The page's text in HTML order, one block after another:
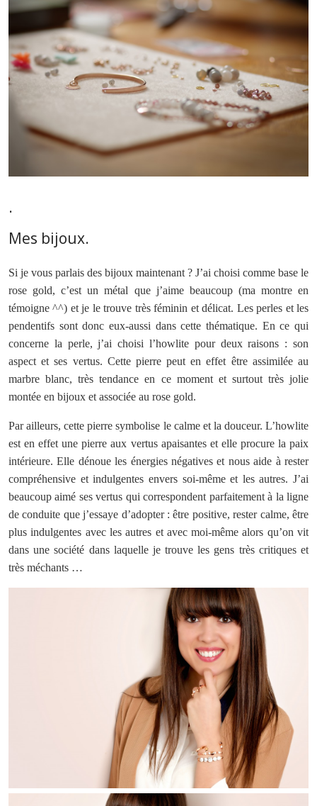
.
Mes bijoux.
Si je vous parlais des bijoux maintenant ? J’ai choisi comme base le
rose gold, c’est un métal que j’aime beaucoup (ma montre en
témoigne ^^) et je le trouve très féminin et délicat. Les perles et les
pendentifs sont donc eux-aussi dans cette thématique. En ce qui
concerne la perle, j’ai choisi l’howlite pour deux raisons : son
aspect et ses vertus. Cette pierre peut en effet être assimilée au
marbre blanc, très tendance en ce moment et surtout très jolie
montée en bijoux et associée au rose gold.
Par ailleurs, cette pierre symbolise le calme et la douceur. L’howlite
est en effet une pierre aux vertus apaisantes et elle procure la paix
intérieure. Elle dénoue les énergies négatives et nous aide à rester
compréhensive et indulgentes envers soi-même et les autres. J’ai
beaucoup aimé ses vertus qui correspondent parfaitement à la ligne
de conduite que j’essaye d’adopter : être positive, rester calme, être
plus indulgentes avec les autres et avec moi-même alors qu’on vit
dans une société dans laquelle je trouve les gens très critiques et
très méchants …